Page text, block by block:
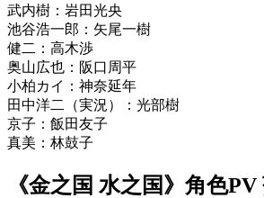
武内樹：岩田光央
池谷浩一郎：矢尾一樹
健二：高木渉
奥山広也：阪口周平
小柏カイ：神奈延年
田中洋二（実況）：光部樹
京子：飯田友子
真美：林鼓子
《金之国 水之国》角色